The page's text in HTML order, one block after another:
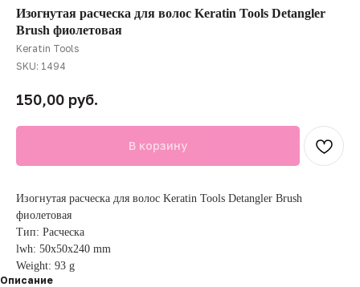
Изогнутая расческа для волос Keratin Tools Detangler
Brush фиолетовая
Keratin Tools
SKU: 1494
150,00 руб.
В корзину
Изогнутая расческа для волос Keratin Tools Detangler Brush
фиолетовая
Тип: Расческа
lwh: 50x50x240 mm
Weight: 93 g
Описание